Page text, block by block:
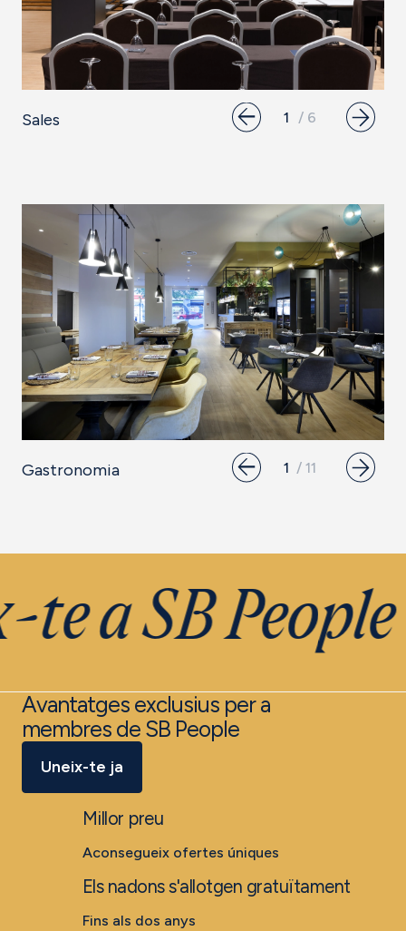
Sales
Gastronomia
a SB People
Avantatges exclusius per a
membres de SB People
Uneix-te ja
Millor preu
Aconsegueix ofertes úniques
Els nadons s'allotgen gratuïtament
Fins als dos anys